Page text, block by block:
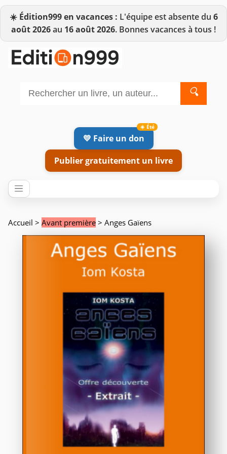
☀️ Édition999 en vacances : L'équipe est absente du 6
août 2026au 16 août 2026. Bonnes vacances à tous !
🔍
💛 Faire un don
Publier gratuitement un livre
Accueil > Avant première > Anges Gaïens